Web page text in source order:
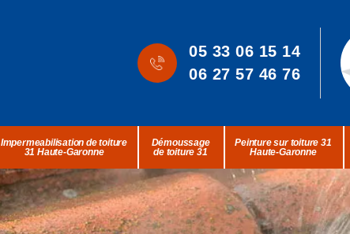
05 33 06 15 14
06 27 57 46 76
Impermeabilisation de toiture
31 Haute-Garonne
Démoussage
de toiture 31
Peinture sur toiture 31
Haute-Garonne